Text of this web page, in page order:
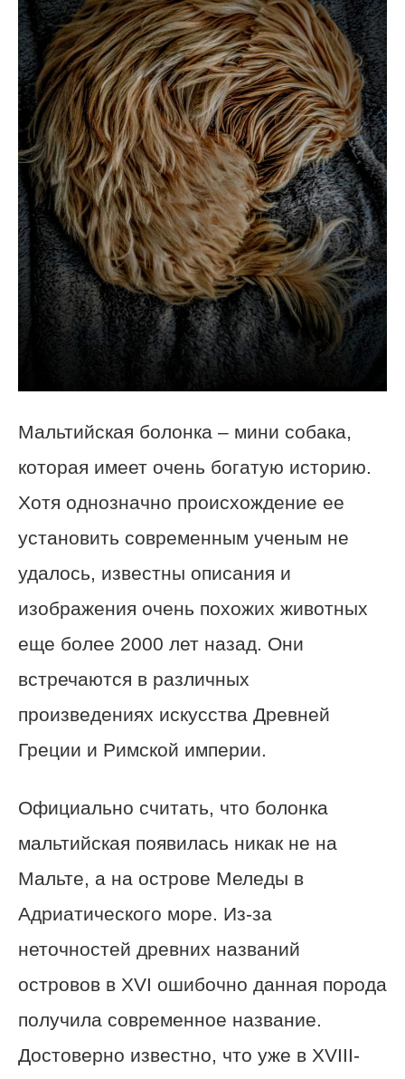
Мальтийская болонка – мини собака,
которая имеет очень богатую историю.
Хотя однозначно происхождение ее
установить современным ученым не
удалось, известны описания и
изображения очень похожих животных
еще более 2000 лет назад. Они
встречаются в различных
произведениях искусства Древней
Греции и Римской империи.
Официально считать, что болонка
мальтийская появилась никак не на
Мальте, а на острове Меледы в
Адриатического море. Из-за
неточностей древних названий
островов в XVI ошибочно данная порода
получила современное название.
Достоверно известно, что уже в XVIII-